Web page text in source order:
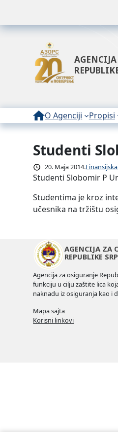
O Agenciji Propisi
Studenti
20. Maja 2014.
Studenti Slobomir P
Studentima je kroz
učesnika na tržištu
AGENCIJA ZA
REPUBLIKE
Agencija za osiguranje
funkciju u cilju zaštite lica
naknadu iz osiguranja kao i
Mapa sajta
Korisni linkovi